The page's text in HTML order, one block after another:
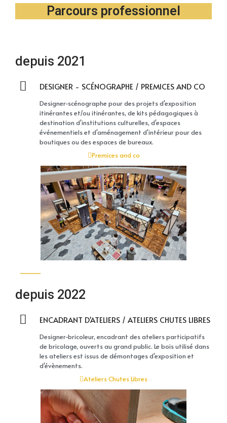
Parcours professionnel
depuis 2021
DESIGNER - SCÉNOGRAPHE / PREMICES AND CO
Designer-scénographe pour des projets d'exposition
itinérantes et/ou itinérantes, de kits pédagogiques à
destination d'institutions culturelles, d'espaces
événementiels et d'aménagement d'intérieur pour des
boutiques ou des espaces de bureaux.
Premices and co
depuis 2022
ENCADRANT D'ATELIERS / ATELIERS CHUTES LIBRES
Designer-bricoleur, encadrant des ateliers participatifs
de bricolage, ouverts au grand public. Le bois utilisé dans
les ateliers est issus de démontages d'exposition et
d'évènements.
Ateliers Chutes Libres